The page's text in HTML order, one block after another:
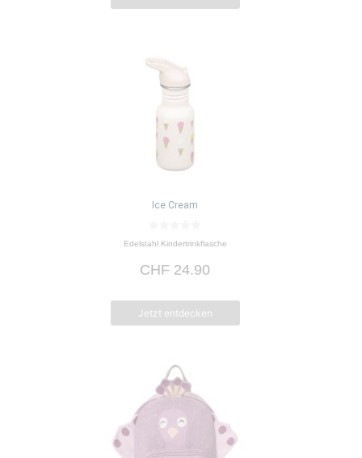
Ice Cream
0
v
n
5
Edelstahl Kindertrinkflasche
CHF 24.90
Jetzt entdecken